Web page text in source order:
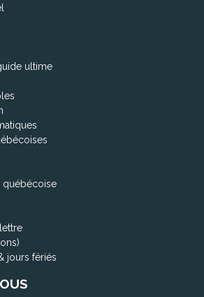
ultime
québécoise
jours fériés